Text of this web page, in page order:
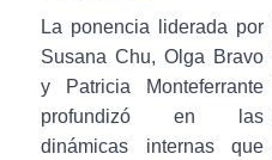
La ponencia liderada por
Susana Chu, Olga Bravo
y Patricia Monteferrante
profundizó en las
dinámicas internas que